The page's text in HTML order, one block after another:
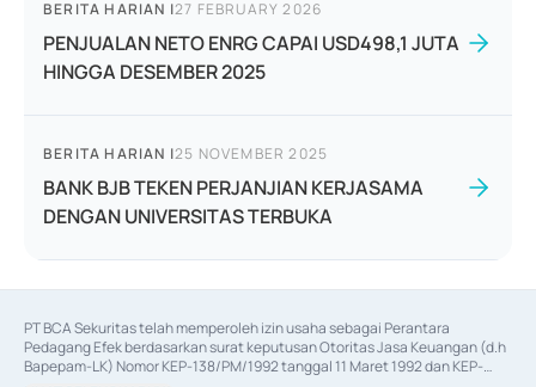
BERITA HARIAN |27 FEBRUARY 2026
PENJUALAN NETO ENRG CAPAI USD498,1 JUTA
HINGGA DESEMBER 2025
BERITA HARIAN |25 NOVEMBER 2025
BANK BJB TEKEN PERJANJIAN KERJASAMA
DENGAN UNIVERSITAS TERBUKA
PT BCA Sekuritas telah memperoleh izin usaha sebagai Perantara
Pedagang Efek berdasarkan surat keputusan Otoritas Jasa Keuangan (d.h
Bapepam-LK) Nomor KEP-138/PM/1992 tanggal 11 Maret 1992 dan KEP-